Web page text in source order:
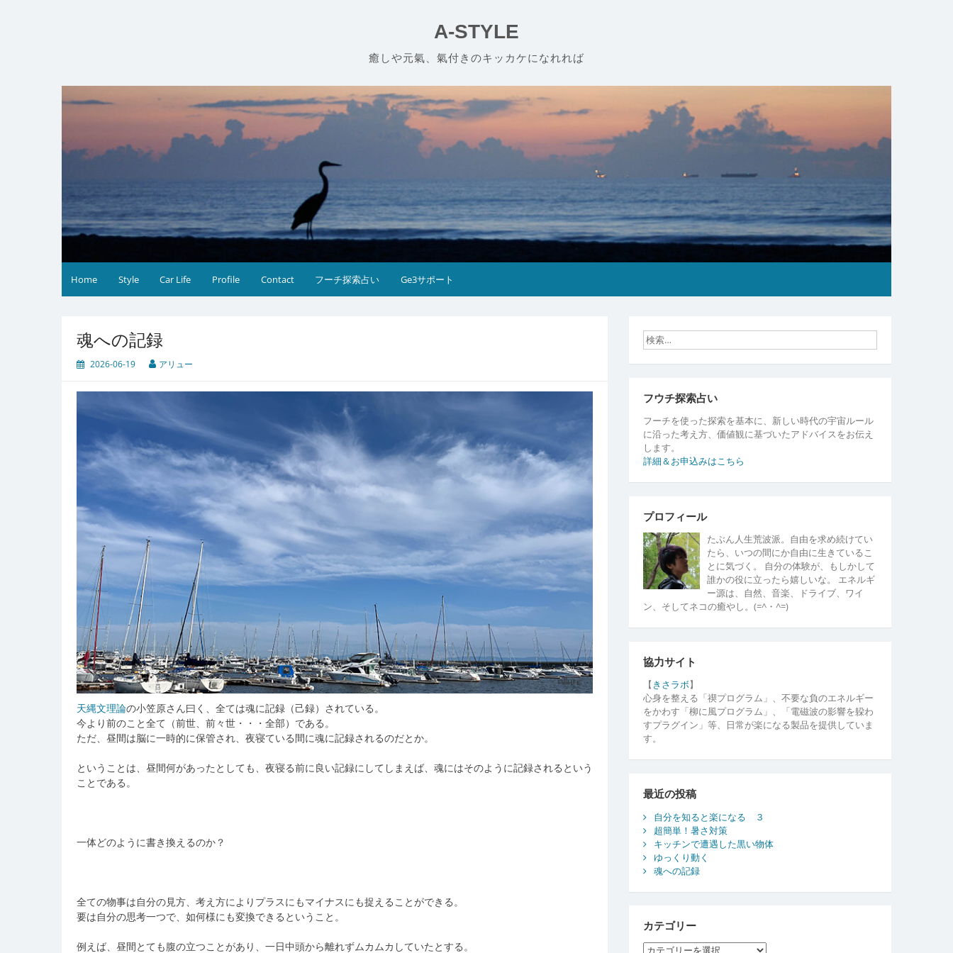
A-STYLE
癒しや元氣、氣付きのキッカケになれれば
Home Style Car Life Profile Contact フーチ探索占い Ge3サポート
魂への記録
2026-06-19 アリュー
天縄文理論の小笠原さん曰く、全ては魂に記録（己録）されている。
今より前のこと全て（前世、前々世・・・全部）である。
ただ、昼間は脳に一時的に保管され、夜寝ている間に魂に記録されるのだとか。
ということは、昼間何があったとしても、夜寝る前に良い記録にしてしまえば、魂にはそのように記録されるという
ことである。
一体どのように書き換えるのか？
全ての物事は自分の見方、考え方によりプラスにもマイナスにも捉えることができる。
要は自分の思考一つで、如何様にも変換できるということ。
例えば、昼間とても腹の立つことがあり、一日中頭から離れずムカムカしていたとする。
フウチ探索占い
フーチを使った探索を基本に、新しい時代の宇宙ルール
に沿った考え方、価値観に基づいたアドバイスをお伝え
します。
詳細＆お申込みはこちら
プロフィール
たぶん人生荒波派。自由を求め続けてい
たら、いつの間にか自由に生きているこ
とに気づく。 自分の体験が、もしかして
誰かの役に立ったら嬉しいな。 エネルギ
ー源は、自然、音楽、ドライブ、ワイ
ン、そしてネコの癒やし。(=^・^=)
協力サイト
【 きさラボ】
心身を整える「禊プログラム」、不要な負のエネルギー
をかわす「柳に風プログラム」、「電磁波の影響を躱わ
すプラグイン」等、日常が楽になる製品を提供していま
す。
最近の投稿
自分を知ると楽になる ３
超簡単！暑さ対策
キッチンで遭遇した黒い物体
ゆっくり動く
魂への記録
カテゴリー
カ